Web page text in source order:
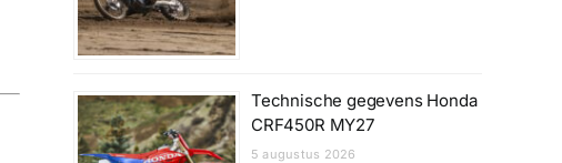
Technische gegevens Honda
CRF450R MY27
5 augustus 2026